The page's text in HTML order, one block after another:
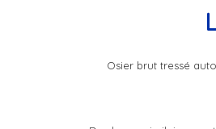
Osier brut tressé